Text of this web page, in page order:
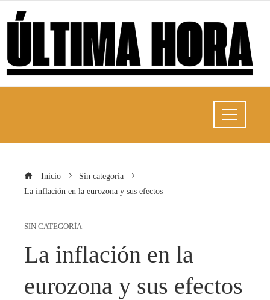
Inicio
Sin categoría
La inflación en la eurozona y sus efectos
SIN CATEGORÍA
La inflación en la
eurozona y sus efectos